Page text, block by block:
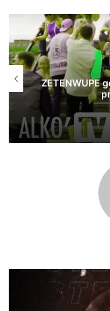
ZETENWUPE